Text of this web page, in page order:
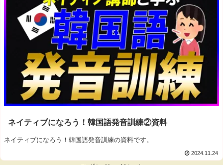
ネイティブになろう！韓国語発音訓練②資料
ネイティブになろう！韓国語発音訓練の資料です。
2024.11.24